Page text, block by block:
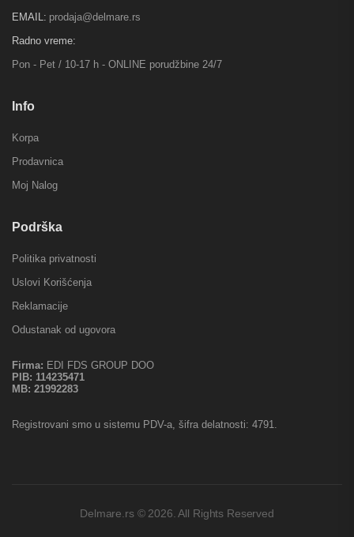
EMAIL: prodaja@delmare.rs
Radno vreme:
Pon - Pet / 10-17 h - ONLINE porudžbine 24/7
Info
Korpa
Prodavnica
Moj Nalog
Podrška
Politika privatnosti
Uslovi Korišćenja
Reklamacije
Odustanak od ugovora
Firma: EDI FDS GROUP DOO
PIB: 114235471
MB: 21992283
Registrovani smo u sistemu PDV-a, šifra delatnosti: 4791.
Delmare.rs © 2026. All Rights Reserved